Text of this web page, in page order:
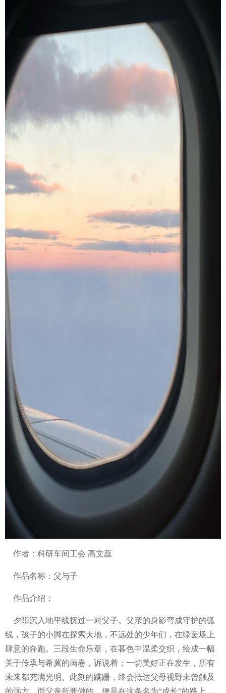
作者：科研车间工会 高文蕊
作品名称：父与子
作品介绍：
夕阳沉入地平线抚过一对父子。父亲的身影弯成守护的弧
线，孩子的小脚在探索大地，不远处的少年们，在绿茵场上
肆意的奔跑。三段生命乐章，在暮色中温柔交织，绘成一幅
关于传承与希冀的画卷，诉说着：一切美好正在发生，所有
未来都充满光明。此刻的蹒跚，终会抵达父母视野未曾触及